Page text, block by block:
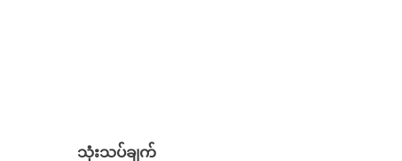
သုံးသပ်ချက်